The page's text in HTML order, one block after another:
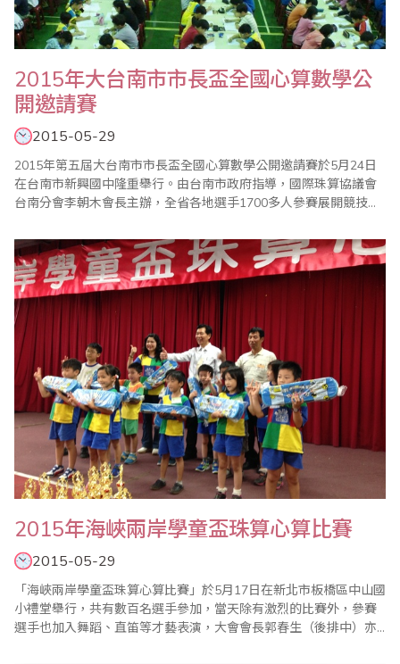
2015年大台南市市長盃全國心算數學公
開邀請賽
2015-05-29
2015年第五屆大台南市市長盃全國心算數學公開邀請賽於5月24日
在台南市新興國中隆重舉行。由台南市政府指導，國際珠算協議會
台南分會李朝木會長主辦，全省各地選手1700多人參賽展開競技，
助與配合，使得比賽圓滿成功。 比賽試題並於當天在會場現場拆
封，所有家長老師都很讚許此一公平、公正、公開的措施，家長可
以臨場感受比賽情形，使會場熱鬧滾滾，..
2015年海峽兩岸學童盃珠算心算比賽
2015-05-29
「海峽兩岸學童盃珠算心算比賽」於5月17日在新北市板橋區中山國
小禮堂舉行，共有數百名選手參加，當天除有激烈的比賽外，參賽
選手也加入舞蹈、直笛等才藝表演，大會會長郭春生（後排中）亦